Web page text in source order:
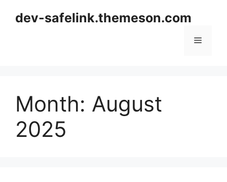
dev-safelink.themeson.com
Menu
Month: August
2025